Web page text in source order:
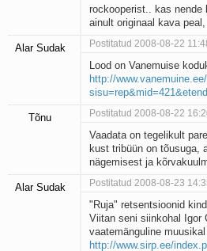
rockooperist.. kas nende
ainult originaal kava
Alar Sudak Postitatud 2008-08-22
Lood on Vanemuise
http://
Tõnu Postitatud 2008-08-22
Vaadata on tegelikult
kust tribüün on tõusuga,
nägemisest ja
Alar Sudak Postitatud 2008-08-23
"Ruja" retsentsioonid
Viitan seni siinkohal Igor
vaatemänguline
http://www.sirp.ee/